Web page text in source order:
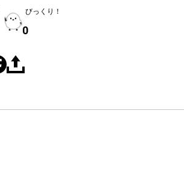
びっくり！
0